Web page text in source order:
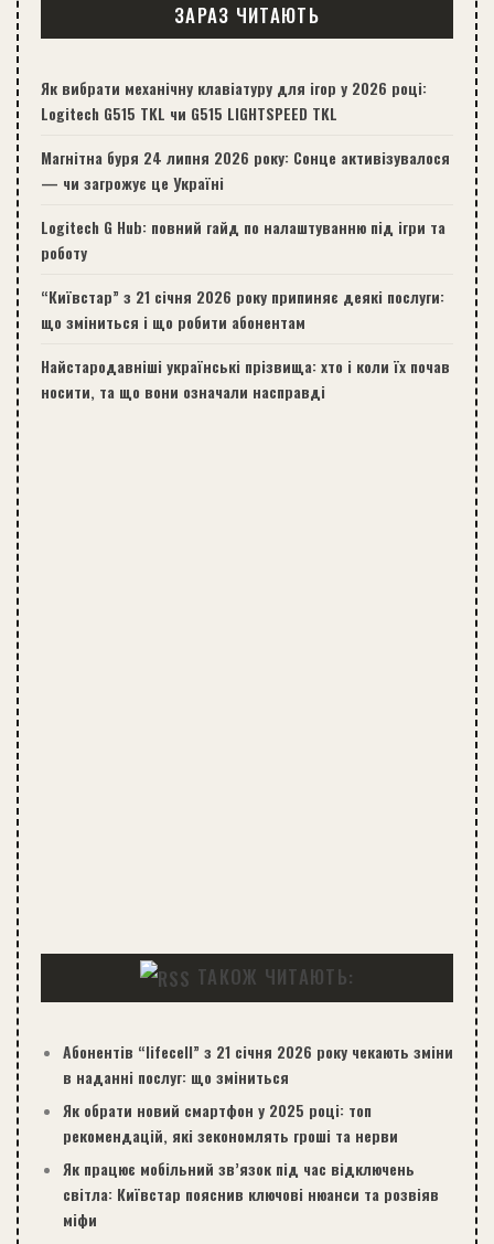
ЗАРАЗ ЧИТАЮТЬ
Як вибрати механічну клавіатуру для ігор у 2026 році:
Logitech G515 TKL чи G515 LIGHTSPEED TKL
Магнітна буря 24 липня 2026 року: Сонце активізувалося
— чи загрожує це Україні
Logitech G Hub: повний гайд по налаштуванню під ігри та
роботу
“Київстар” з 21 січня 2026 року припиняє деякі послуги:
що зміниться і що робити абонентам
Найстародавніші українські прізвища: хто і коли їх почав
носити, та що вони означали насправді
ТАКОЖ ЧИТАЮТЬ:
Абонентів “lifecell” з 21 січня 2026 року чекають зміни
в наданні послуг: що зміниться
Як обрати новий смартфон у 2025 році: топ
рекомендацій, які зекономлять гроші та нерви
Як працює мобільний зв’язок під час відключень
світла: Київстар пояснив ключові нюанси та розвіяв
міфи